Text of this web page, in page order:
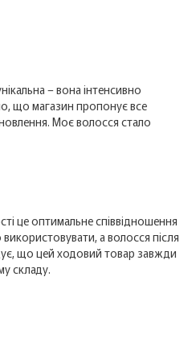
– вона інтенсивно
що магазин пропонує все
Моє волосся стало
це оптимальне співвідношення
а волосся після
що цей ходовий товар завжди
складу.